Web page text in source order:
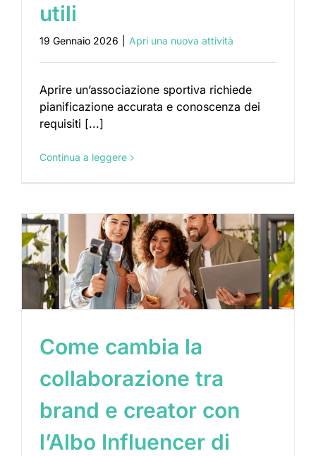
utili
19 Gennaio 2026 Apri una nuova attività
Aprire un’associazione sportiva richiede
pianificazione accurata e conoscenza dei
requisiti [...]
Continua a leggere
Come cambia la
collaborazione tra
brand e creator con
l’Albo Influencer di